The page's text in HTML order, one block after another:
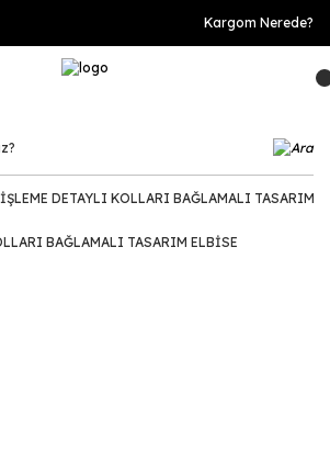
Kargom Nerede?
İŞLEME DETAYLI KOLLARI BAĞLAMALI TASARIM